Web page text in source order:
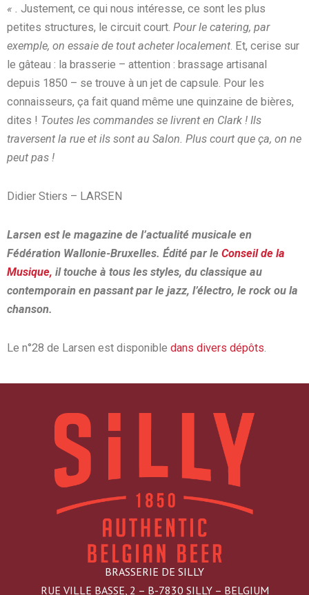
« . Justement, ce qui nous intéresse, ce sont les plus
petites structures, le circuit court. Pour le catering, par
exemple, on essaie de tout acheter localement. Et, cerise sur
le gâteau : la brasserie – attention : brassage artisanal
depuis 1850 – se trouve à un jet de capsule. Pour les
connaisseurs, ça fait quand même une quinzaine de bières,
dites ! Toutes les commandes se livrent en Clark ! Ils
traversent la rue et ils sont au Salon. Plus court que ça, on ne
peut pas !
Didier Stiers – LARSEN
Larsen est le magazine de l’actualité musicale en
Fédération Wallonie-Bruxelles. Édité par le Conseil de la
Musique, il touche à tous les styles, du classique au
contemporain en passant par le jazz, l’électro, le rock ou la
chanson.
Le n°28 de Larsen est disponible dans divers dépôts
BRASSERIE DE SILLY
RUE VILLE BASSE, 2 – B-7830 SILLY – BELGIUM